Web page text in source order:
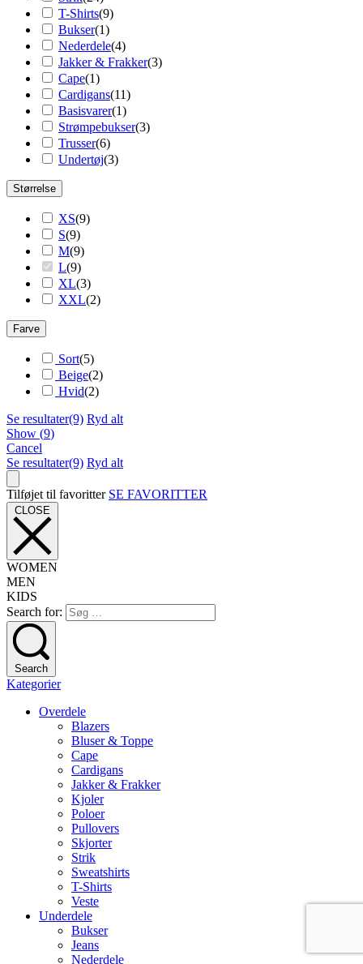
T-Shirts(9)
Bukser(1)
Nederdele(4)
Jakker & Frakker(3)
Cape(1)
Cardigans(11)
Basisvarer(1)
Strømpebukser(3)
Trusser(6)
Undertøj(3)
Størrelse
XS(9)
S(9)
M(9)
L(9)
XL(3)
XXL(2)
Farve
Sort(5)
Beige(2)
Hvid(2)
Se resultater(9) Ryd alt
Show (9)
Cancel
Se resultater(9) Ryd alt
Tilføjet til favoritter SE FAVORITTER
CLOSE
WOMEN
MEN
KIDS
Search for:
Search
Kategorier
Overdele
Blazers
Bluser & Toppe
Cape
Cardigans
Jakker & Frakker
Kjoler
Poloer
Pullovers
Skjorter
Strik
Sweatshirts
T-Shirts
Veste
Underdele
Bukser
Jeans
Nederdele